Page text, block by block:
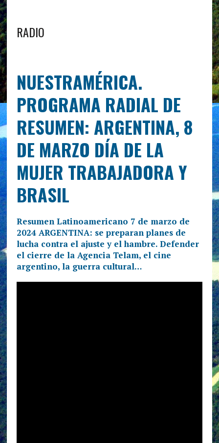
RADIO
NUESTRAMÉRICA.
PROGRAMA RADIAL DE
RESUMEN: ARGENTINA, 8
DE MARZO DÍA DE LA
MUJER TRABAJADORA Y
BRASIL
Resumen Latinoamericano 7 de marzo de
2024 ARGENTINA: se preparan planes de
lucha contra el ajuste y el hambre. Defender
el cierre de la Agencia Telam, el cine
argentino, la guerra cultural…